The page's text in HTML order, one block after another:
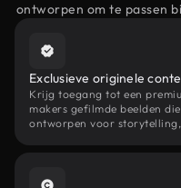
ontworpen om te passen
Exclusieve originele
Krijg toegang tot een
makers gefilmde beelden
ontworpen voor